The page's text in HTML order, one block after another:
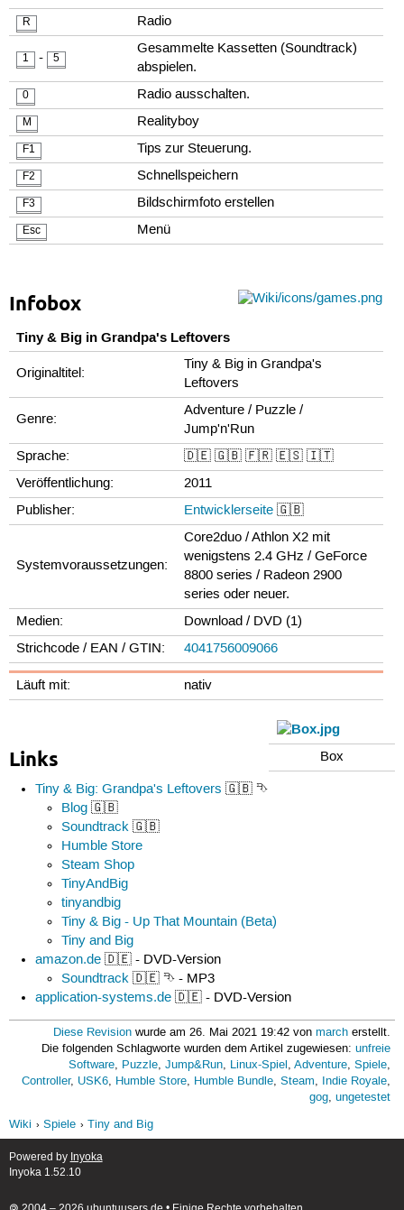
R Radio
1 - 5
Gesammelte Kassetten (Soundtrack)
abspielen.
0 Radio ausschalten.
M Realityboy
F1 Tips zur Steuerung.
F2 Schnellspeichern
F3 Bildschirmfoto erstellen
Esc Menü
Infobox
Tiny & Big in Grandpa's Leftovers
Originaltitel:
Tiny & Big in Grandpa's
Leftovers
Genre:
Adventure / Puzzle /
Jump'n'Run
Sprache:
🇩🇪 🇬🇧 🇫🇷 🇪🇸 🇮🇹
Veröffentlichung:
2011
Publisher:
Entwicklerseite 🇬🇧
Systemvoraussetzungen:
Core2duo / Athlon X2 mit
wenigstens 2.4 GHz / GeForce
8800 series / Radeon 2900
series oder neuer.
Medien:
Download / DVD (1)
Strichcode / EAN / GTIN:
4041756009066
Läuft mit: nativ
Box
Links
Tiny & Big: Grandpa's Leftovers 🇬🇧 ⮷
Blog 🇬🇧
Soundtrack 🇬🇧
Humble Store
Steam Shop
TinyAndBig
tinyandbig
Tiny & Big - Up That Mountain (Beta)
Tiny and Big
amazon.de 🇩🇪 - DVD-Version
Soundtrack 🇩🇪 ⮷ - MP3
application-systems.de 🇩🇪 - DVD-Version
Diese Revision wurde am 26. Mai 2021 19:42 vonmarch erstellt.
Die folgenden Schlagworte wurden dem Artikel zugewiesen:unfreie
Software, Puzzle,Jump&Run, Linux-Spiel ,Adventure,Spiele,
Controller, USK6, Humble Store, Humble Bundle,Steam, Indie Royale,
gog,ungetestet
Wiki
Spiele Tiny and Big
Powered by Inyoka
Inyoka 1.52.10